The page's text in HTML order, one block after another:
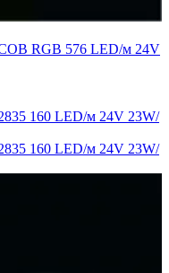
RGB 576 LED/м 24V
160 LED/м 24V 23W/
160 LED/м 24V 23W/